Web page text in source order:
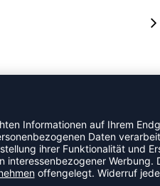
imstande ist, die